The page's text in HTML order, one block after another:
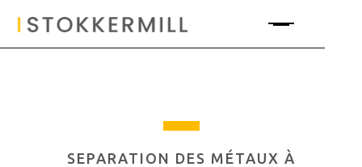
SEPARATION DES MÉTAUX À